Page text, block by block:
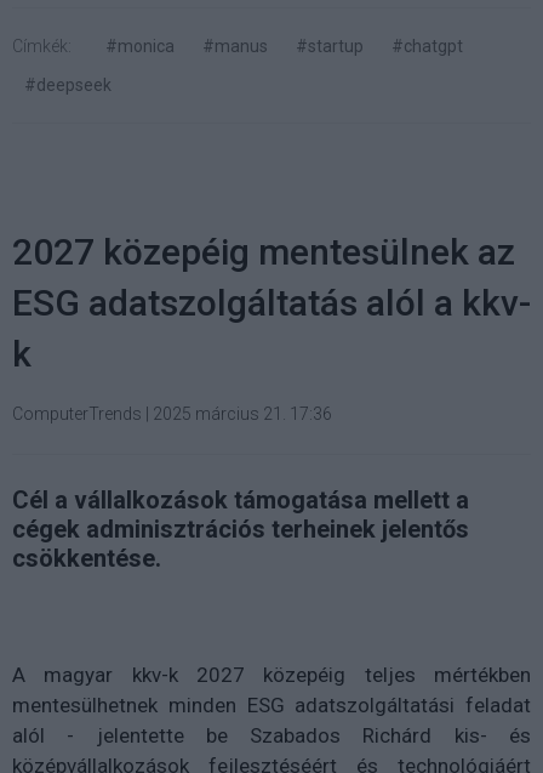
Címkék: #monica #manus #startup
#chatgpt
#deepseek
2027 közepéig mentesülnek az
ESG adatszolgáltatás alól a kkv-
k
ComputerTrends 2025 március 21. 17:36
Cél a vállalkozások támogatása mellett a
cégek adminisztrációs terheinek jelentős
csökkentése.
A magyar kkv-k 2027 közepéig teljes mértékben
mentesülhetnek minden ESG adatszolgáltatási feladat
alól - jelentette be Szabados Richárd kis- és
középvállalkozások fejlesztéséért és technológiáért